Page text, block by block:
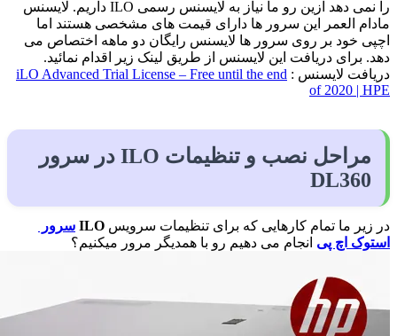
را نمی دهد ازین رو ما نیاز به لایسنس رسمی ILO داریم. لایسنس
مادام العمر این سرور ها دارای قیمت های مشخصی هستند اما
اچپی خود بر روی سرور ها لایسنس رایگان دو ماهه اختصاص می
دهد. برای دریافت این لایسنس از طریق لینک زیر اقدام نمائید.
دریافت لایسنس : iLO Advanced Trial License – Free until the end
of 2020 | HPE
مراحل نصب و تنظیمات ILO در سرور
DL360
در زیر ما تمام کارهایی که برای تنظیمات سرویس ILO سرور
استوک اچ پی انجام می دهیم رو با همدیگر مرور میکنیم؟